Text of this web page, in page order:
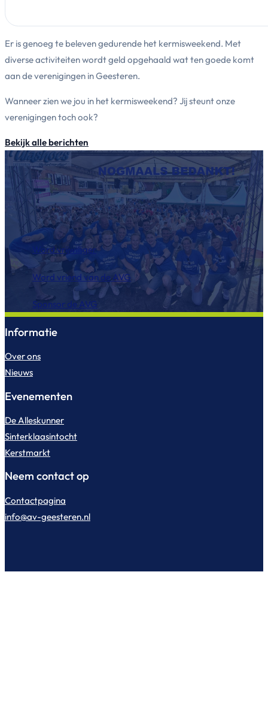
Er is genoeg te beleven gedurende het kermisweekend. Met
diverse activiteiten wordt geld opgehaald wat ten goede komt
aan de verenigingen in Geesteren.
Wanneer zien we jou in het kermisweekend? Jij steunt onze
verenigingen toch ook?
Bekijk alle berichten
Word vrijwilliger
Word vriend van de AVG
Sponsor de AVG
Informatie
Over ons
Nieuws
Evenementen
De Alleskunner
Sinterklaasintocht
Kerstmarkt
Neem contact op
Contactpagina
info@av-geesteren.nl